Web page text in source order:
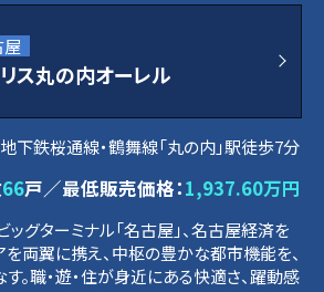
屋
ス丸の内オーレル
下鉄桜通線・鶴舞線「丸の内」駅徒歩7分
66戸／最低販売価格：1,937.60万円
グターミナル「名古屋」、名古屋経済を
を両翼に携え、中枢の豊かな都市機能を、
。職・遊・住が身近にある快適さ、躍動感